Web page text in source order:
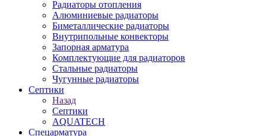
Радиаторы отопления
Алюминиевые радиаторы
Биметаллические радиаторы
Внутрипольные конвекторы
Запорная арматура
Комплектующие для радиаторов
Стальные радиаторы
Чугунные радиаторы
Септики
Назад
Септики
AQUATECH
Спецарматура